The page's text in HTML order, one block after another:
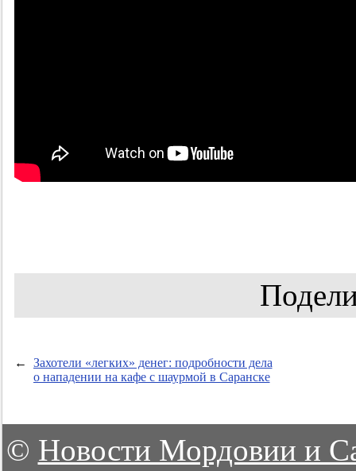
←
Захотели «легких» денег: подробности дела
о нападении на кафе с шаурмой в Саранске
© Новости Мордовии и